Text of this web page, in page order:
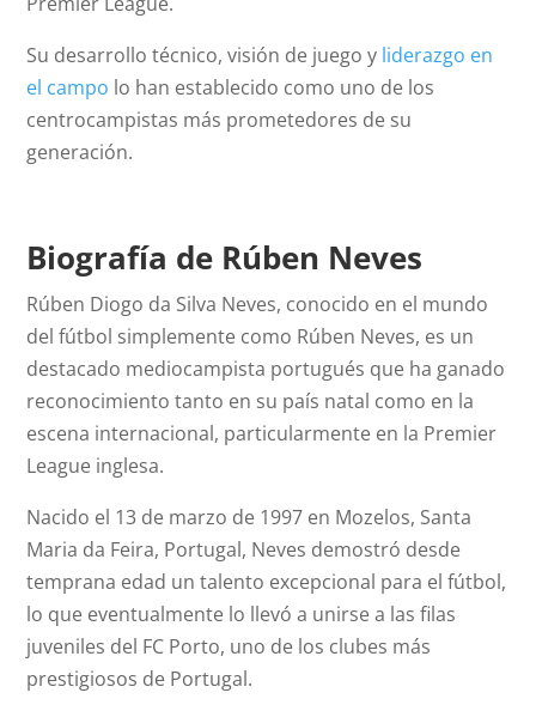
Su desarrollo técnico, visión de juego y liderazgo en
el campo lo han establecido como uno de los
centrocampistas más prometedores de su
generación.
Biografía de Rúben Neves
Rúben Diogo da Silva Neves, conocido en el mundo
del fútbol simplemente como Rúben Neves, es un
destacado mediocampista portugués que ha ganado
reconocimiento tanto en su país natal como en la
escena internacional, particularmente en la Premier
League inglesa.
Nacido el 13 de marzo de 1997 en Mozelos, Santa
Maria da Feira, Portugal, Neves demostró desde
temprana edad un talento excepcional para el fútbol,
lo que eventualmente lo llevó a unirse a las filas
juveniles del FC Porto, uno de los clubes más
prestigiosos de Portugal.